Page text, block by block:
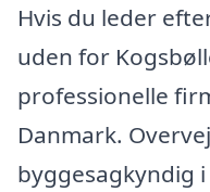
Hvis du leder
uden for
professionelle
Danmark.
byggesagkyndig i